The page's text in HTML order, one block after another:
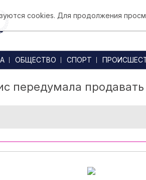
ОБЩЕСТВО СПОРТ
передумала продавать
cookies. Для продолжения